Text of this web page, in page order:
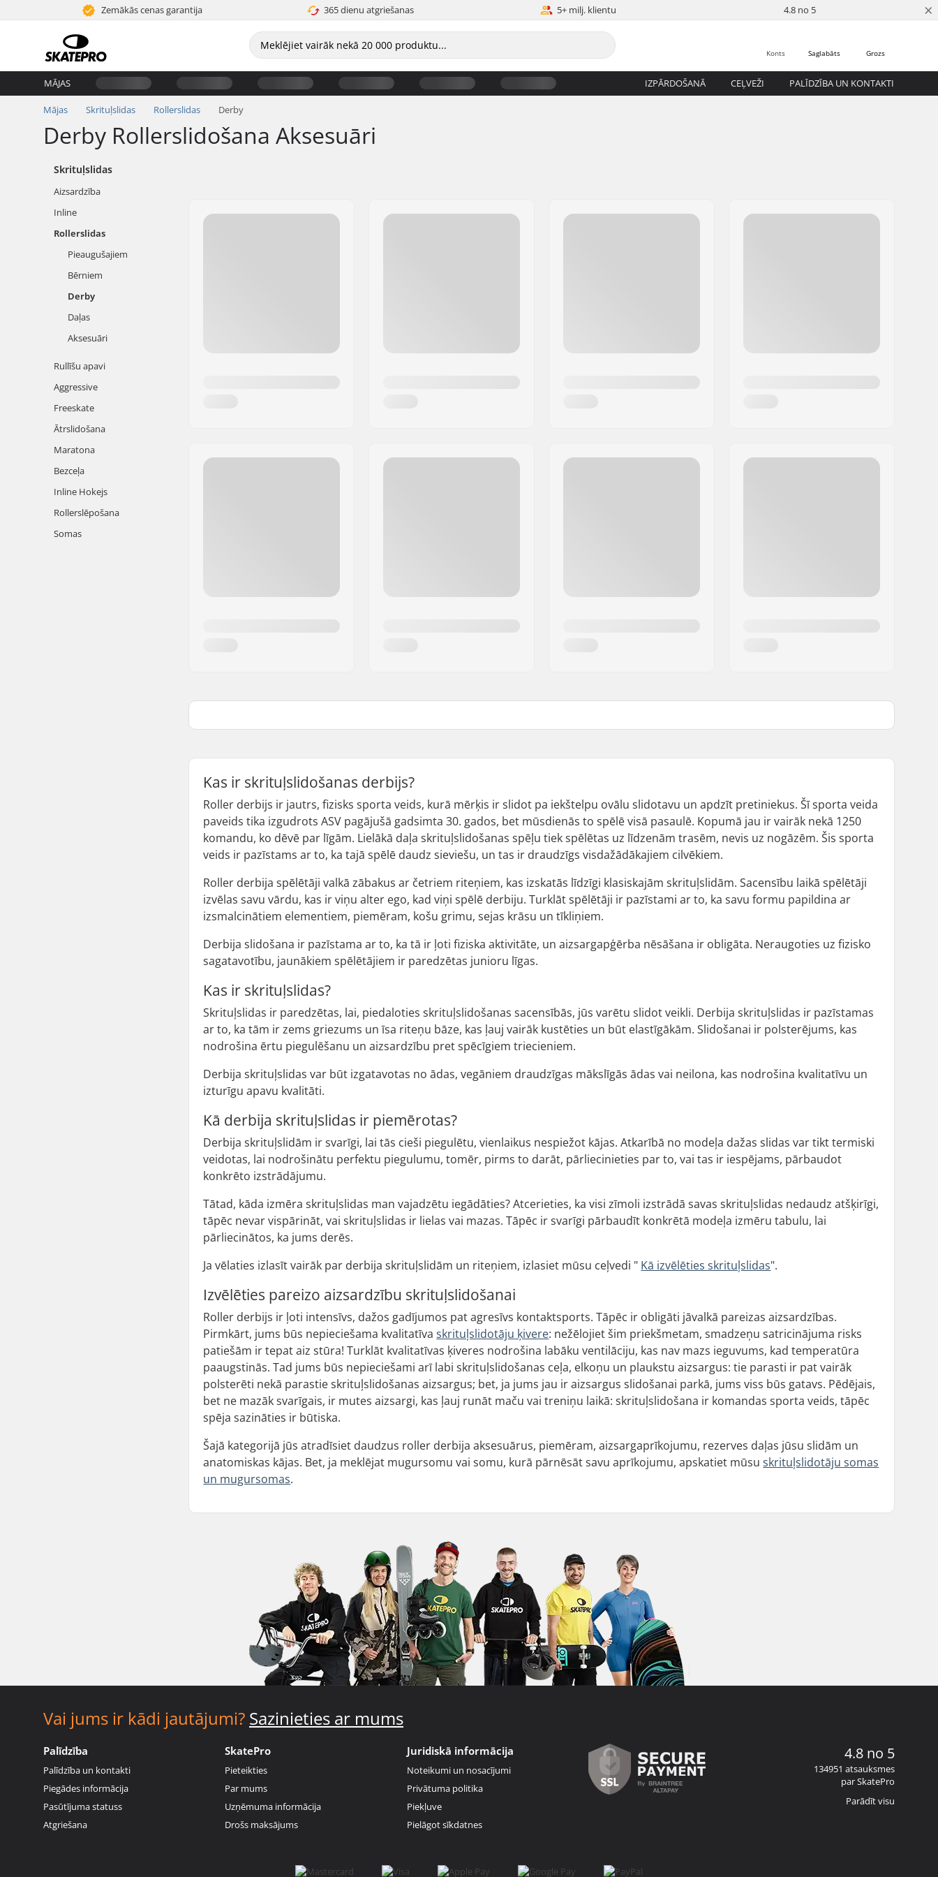
Zemākās cenas garantija 365 dienu atgriešanas 5+ milj. klientu 4.8 no 5 ×
Grozs
Saglabāts
Konts
MĀJAS IZPĀRDOŠANĀ CEĻVEŽI PALĪDZĪBA UN KONTAKTI
Mājas Skrituļslidas Rollerslidas Derby
Derby Rollerslidošana Aksesuāri
Skrituļslidas
Aizsardzība
Inline
Rollerslidas
Pieaugušajiem
Bērniem
Derby
Daļas
Aksesuāri
Rullīšu apavi
Aggressive
Freeskate
Ātrslidošana
Maratona
Bezceļa
Inline Hokejs
Rollerslēpošana
Somas
Kas ir skrituļslidošanas derbijs?
Roller derbijs ir jautrs, fizisks sporta veids, kurā mērķis ir slidot pa iekštelpu ovālu slidotavu un apdzīt pretiniekus. Šī sporta veida
paveids tika izgudrots ASV pagājušā gadsimta 30. gados, bet mūsdienās to spēlē visā pasaulē. Kopumā jau ir vairāk nekā 1250
komandu, ko dēvē par līgām. Lielākā daļa skrituļslidošanas spēļu tiek spēlētas uz līdzenām trasēm, nevis uz nogāzēm. Šis sporta
veids ir pazīstams ar to, ka tajā spēlē daudz sieviešu, un tas ir draudzīgs visdažādākajiem cilvēkiem.
Roller derbija spēlētāji valkā zābakus ar četriem riteņiem, kas izskatās līdzīgi klasiskajām skrituļslidām. Sacensību laikā spēlētāji
izvēlas savu vārdu, kas ir viņu alter ego, kad viņi spēlē derbiju. Turklāt spēlētāji ir pazīstami ar to, ka savu formu papildina ar
izsmalcinātiem elementiem, piemēram, košu grimu, sejas krāsu un tīkliņiem.
Derbija slidošana ir pazīstama ar to, ka tā ir ļoti fiziska aktivitāte, un aizsargapģērba nēsāšana ir obligāta. Neraugoties uz fizisko
sagatavotību, jaunākiem spēlētājiem ir paredzētas junioru līgas.
Kas ir skrituļslidas?
Skrituļslidas ir paredzētas, lai, piedaloties skrituļslidošanas sacensībās, jūs varētu slidot veikli. Derbija skrituļslidas ir pazīstamas
ar to, ka tām ir zems griezums un īsa riteņu bāze, kas ļauj vairāk kustēties un būt elastīgākām. Slidošanai ir polsterējums, kas
nodrošina ērtu piegulēšanu un aizsardzību pret spēcīgiem triecieniem.
Derbija skrituļslidas var būt izgatavotas no ādas, vegāniem draudzīgas mākslīgās ādas vai neilona, kas nodrošina kvalitatīvu un
izturīgu apavu kvalitāti.
Kā derbija skrituļslidas ir piemērotas?
Derbija skrituļslidām ir svarīgi, lai tās cieši piegulētu, vienlaikus nespiežot kājas. Atkarībā no modeļa dažas slidas var tikt termiski
veidotas, lai nodrošinātu perfektu piegulumu, tomēr, pirms to darāt, pārliecinieties par to, vai tas ir iespējams, pārbaudot
konkrēto izstrādājumu.
Tātad, kāda izmēra skrituļslidas man vajadzētu iegādāties? Atcerieties, ka visi zīmoli izstrādā savas skrituļslidas nedaudz atšķirīgi,
tāpēc nevar vispārināt, vai skrituļslidas ir lielas vai mazas. Tāpēc ir svarīgi pārbaudīt konkrētā modeļa izmēru tabulu, lai
pārliecinātos, ka jums derēs.
Ja vēlaties izlasīt vairāk par derbija skrituļslidām un riteņiem, izlasiet mūsu ceļvedi " Kā izvēlēties skrituļslidas".
Izvēlēties pareizo aizsardzību skrituļslidošanai
Roller derbijs ir ļoti intensīvs, dažos gadījumos pat agresīvs kontaktsports. Tāpēc ir obligāti jāvalkā pareizas aizsardzības.
Pirmkārt, jums būs nepieciešama kvalitatīvaskrituļslidotāju ķivere: nežēlojiet šim priekšmetam, smadzeņu satricinājuma risks
patiešām ir tepat aiz stūra! Turklāt kvalitatīvas ķiveres nodrošina labāku ventilāciju, kas nav mazs ieguvums, kad temperatūra
paaugstinās. Tad jums būs nepieciešami arī labi skrituļslidošanas ceļa, elkoņu un plaukstu aizsargus: tie parasti ir pat vairāk
polsterēti nekā parastie skrituļslidošanas aizsargus; bet, ja jums jau ir aizsargus slidošanai parkā, jums viss būs gatavs. Pēdējais,
bet ne mazāk svarīgais, ir mutes aizsargi, kas ļauj runāt maču vai treniņu laikā: skrituļslidošana ir komandas sporta veids, tāpēc
spēja sazināties ir būtiska.
Šajā kategorijā jūs atradīsiet daudzus roller derbija aksesuārus, piemēram, aizsargaprīkojumu, rezerves daļas jūsu slidām un
anatomiskas kājas. Bet, ja meklējat mugursomu vai somu, kurā pārnēsāt savu aprīkojumu, apskatiet mūsuskrituļslidotāju somas
un mugursomas.
Vai jums ir kādi jautājumi? Sazinieties ar mums
Palīdzība
Palīdzība un kontakti
Piegādes informācija
Pasūtījuma statuss
Atgriešana
SkatePro
Pieteikties
Par mums
Uzņēmuma informācija
Drošs maksājums
Juridiskā informācija
Noteikumi un nosacījumi
Privātuma politika
Piekļuve
Pielāgot sīkdatnes
4.8 no 5
134951 atsauksmes
par SkatePro
Parādīt visu